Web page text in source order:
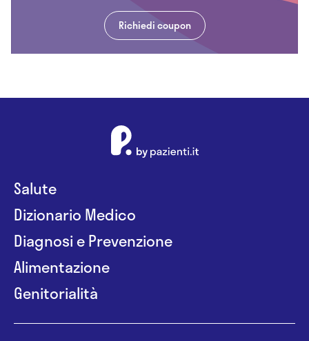
Richiedi coupon
Salute
Dizionario Medico
Diagnosi e Prevenzione
Alimentazione
Genitorialità